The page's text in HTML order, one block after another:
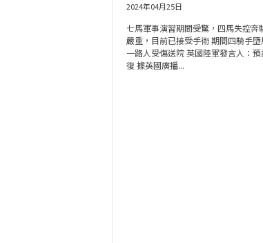
2024年04月25日
七馬軍事演習期間受驚，四馬失控奔
嚴重，目前已接受手術 期間四騎手
一路人受傷送院 英國陸軍發言人：
復 據英國廣播...